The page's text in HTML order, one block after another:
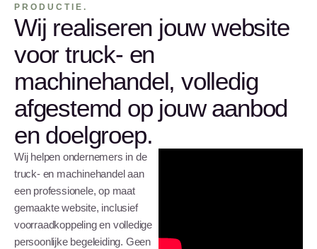
PRODUCTIE.
Wij realiseren jouw website
voor truck- en
machinehandel, volledig
afgestemd op jouw aanbod
en doelgroep.
Wij helpen ondernemers in de
truck- en machinehandel aan
een professionele, op maat
gemaakte website, inclusief
voorraadkoppeling en volledige
persoonlijke begeleiding. Geen